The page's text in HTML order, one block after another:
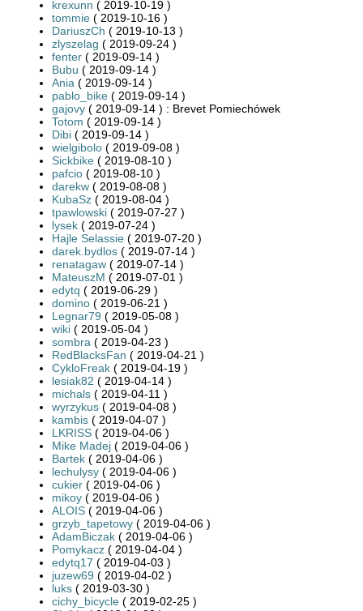
krexunn ( 2019-10-19 )
tommie ( 2019-10-16 )
DariuszCh ( 2019-10-13 )
zlyszelag ( 2019-09-24 )
fenter ( 2019-09-14 )
Bubu ( 2019-09-14 )
Ania ( 2019-09-14 )
pablo_bike ( 2019-09-14 )
gajovy ( 2019-09-14 ) : Brevet Pomiechówek
Totom ( 2019-09-14 )
Dibi ( 2019-09-14 )
wielgibolo ( 2019-09-08 )
Sickbike ( 2019-08-10 )
pafcio ( 2019-08-10 )
darekw ( 2019-08-08 )
KubaSz ( 2019-08-04 )
tpawlowski ( 2019-07-27 )
lysek ( 2019-07-24 )
Hajle Selassie ( 2019-07-20 )
darek.bydlos ( 2019-07-14 )
renatagaw ( 2019-07-14 )
MateuszM ( 2019-07-01 )
edytq ( 2019-06-29 )
domino ( 2019-06-21 )
Legnar79 ( 2019-05-08 )
wiki ( 2019-05-04 )
sombra ( 2019-04-23 )
RedBlacksFan ( 2019-04-21 )
CykloFreak ( 2019-04-19 )
lesiak82 ( 2019-04-14 )
michals ( 2019-04-11 )
wyrzykus ( 2019-04-08 )
kambis ( 2019-04-07 )
LKRISS ( 2019-04-06 )
Mike Madej ( 2019-04-06 )
Bartek ( 2019-04-06 )
lechulysy ( 2019-04-06 )
cukier ( 2019-04-06 )
mikoy ( 2019-04-06 )
ALOIS ( 2019-04-06 )
grzyb_tapetowy ( 2019-04-06 )
AdamBiczak ( 2019-04-06 )
Pomykacz ( 2019-04-04 )
edytq17 ( 2019-04-03 )
juzew69 ( 2019-04-02 )
luks ( 2019-03-30 )
cichy_bicycle ( 2019-02-25 )